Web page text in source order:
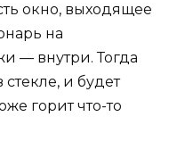
окно, выходящее
на
— внутри. Тогда
стекле, и будет
горит что-то